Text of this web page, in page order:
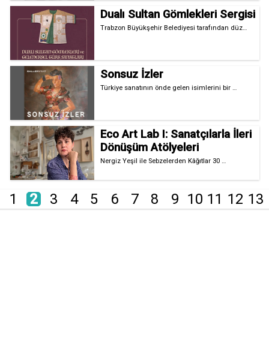
Dualı Sultan Gömlekleri Sergisi
Trabzon Büyükşehir Belediyesi tarafından düz…
Sonsuz İzler
Türkiye sanatının önde gelen isimlerini bir …
Eco Art Lab I: Sanatçılarla İleri
Dönüşüm Atölyeleri
Nergiz Yeşil ile Sebzelerden Kâğıtlar 30 …
1 2 3 4 5 6 7 8 9 10 11 12 13